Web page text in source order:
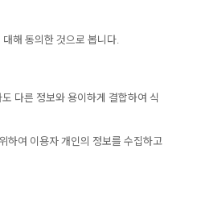
해 동의한 것으로 봅니다.
다른 정보와 용이하게 결합하여 식
하여 이용자 개인의 정보를 수집하고